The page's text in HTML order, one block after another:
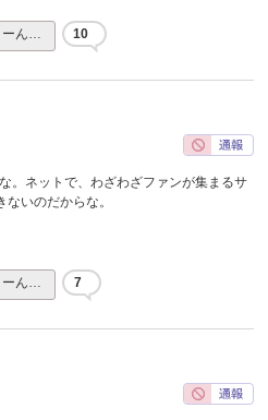
ーん… 10
。ネットで、わざわざファンが集まるサ
いのだからな。
ーん… 7